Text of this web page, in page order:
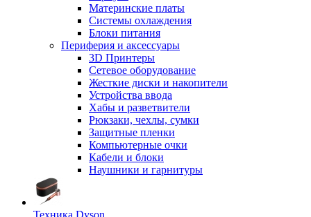
Материнские платы
Системы охлаждения
Блоки питания
Периферия и аксессуары
3D Принтеры
Сетевое оборудование
Жесткие диски и накопители
Устройства ввода
Хабы и разветвители
Рюкзаки, чехлы, сумки
Защитные пленки
Компьютерные очки
Кабели и блоки
Наушники и гарнитуры
Техника Dyson